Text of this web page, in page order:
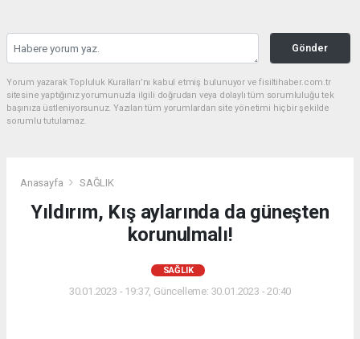
Gönder
Yorum yazarak Topluluk Kuralları’nı kabul etmiş bulunuyor ve fisiltihaber.com.tr
sitesine yaptığınız yorumunuzla ilgili doğrudan veya dolaylı tüm sorumluluğu tek
başınıza üstleniyorsunuz. Yazılan tüm yorumlardan site yönetimi hiçbir şekilde
sorumlu tutulamaz.
Anasayfa SAĞLIK
Yıldırım, Kış aylarında da güneşten
korunulmalı!
SAĞLIK
30.01.2023 - 19:37, Güncelleme: 30.01.2023 - 20:40